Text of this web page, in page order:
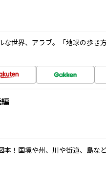
世界、アラブ。「地球の歩き
！国境や州、川や街道、島な